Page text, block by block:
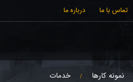
تماس با ما درباره ما
نمونه کارها خدمات